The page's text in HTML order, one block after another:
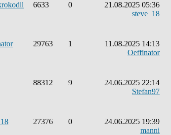
6633 0
21.08.2025 05:36
steve_18
29763 1
11.08.2025 14:13
Oeffinator
88312 9
24.06.2025 22:14
Stefan97
27376 0
24.06.2025 19:39
manni